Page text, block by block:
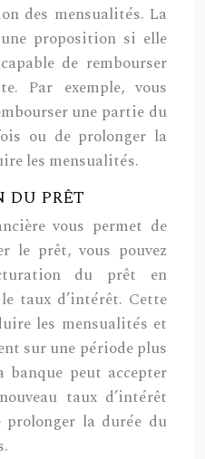
des mensualités. La
proposition si elle
de rembourser
Par exemple, vous
une partie du
ou de prolonger la
les mensualités.
DU PRÊT
vous permet de
le prêt, vous pouvez
du prêt en
taux d’intérêt. Cette
les mensualités et
sur une période plus
banque peut accepter
taux d’intérêt
prolonger la durée du